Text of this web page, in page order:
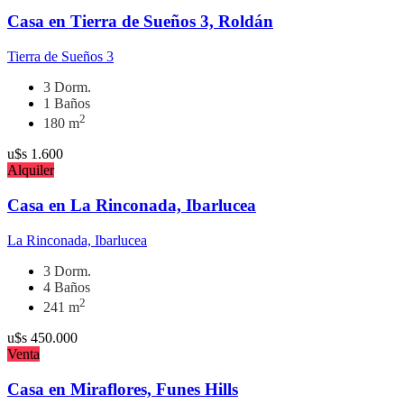
Casa en Tierra de Sueños 3, Roldán
Tierra de Sueños 3
3 Dorm.
1 Baños
180 m2
u$s 1.600
Alquiler
Casa en La Rinconada, Ibarlucea
La Rinconada, Ibarlucea
3 Dorm.
4 Baños
241 m2
u$s 450.000
Venta
Casa en Miraflores, Funes Hills